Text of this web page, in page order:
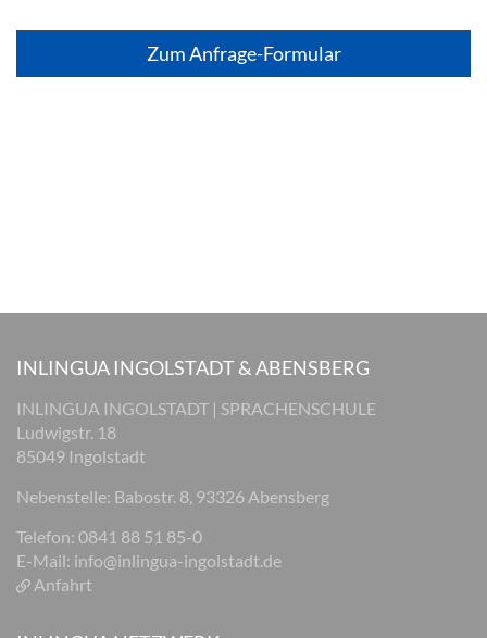
Zum Anfrage-Formular
INLINGUA INGOLSTADT & ABENSBERG
INLINGUA INGOLSTADT | SPRACHENSCHULE
Ludwigstr. 18
85049 Ingolstadt
Nebenstelle: Babostr. 8, 93326 Abensberg
Telefon: 0841 88 51 85-0
E-Mail: info@inlingua-ingolstadt.de
Anfahrt